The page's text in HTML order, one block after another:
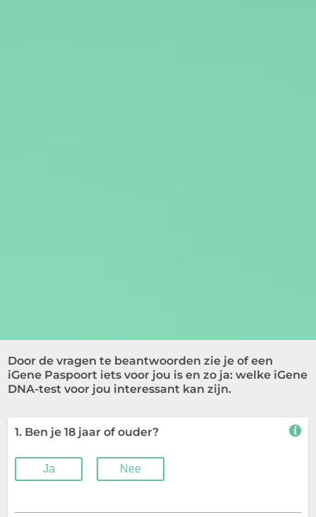
Door de vragen te beantwoorden zie je of een
iGene Paspoort iets voor jou is en zo ja: welke iGene
DNA-test voor jou interessant kan zijn.
1. Ben je 18 jaar of ouder?
Ja Nee